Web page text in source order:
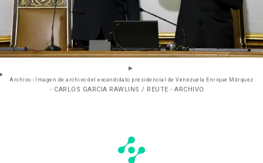
Archivo - Imagen de archivo del excandidato presidencial de Venezuela Enrique Márquez
- CARLOS GARCIA RAWLINS / REUTE - ARCHIVO